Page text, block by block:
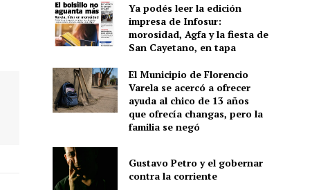
Ya podés leer la edición
impresa de Infosur:
morosidad, Agfa y la fiesta de
San Cayetano, en tapa
El Municipio de Florencio
Varela se acercó a ofrecer
ayuda al chico de 13 años
que ofrecía changas, pero la
familia se negó
Gustavo Petro y el gobernar
contra la corriente